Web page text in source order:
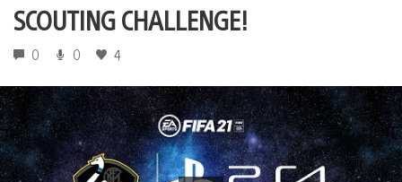
SCOUTING CHALLENGE!
0 0 4